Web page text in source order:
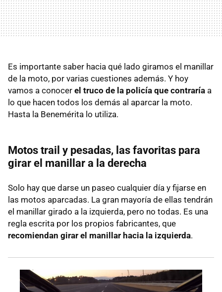
Es importante saber hacia qué lado giramos el manillar
de la moto, por varias cuestiones además. Y hoy
vamos a conocer el truco de la policía que contraría a
lo que hacen todos los demás al aparcar la moto.
Hasta la Benemérita lo utiliza.
Motos trail y pesadas, las favoritas para
girar el manillar a la derecha
Solo hay que darse un paseo cualquier día y fijarse en
las motos aparcadas. La gran mayoría de ellas tendrán
el manillar girado a la izquierda, pero no todas. Es una
regla escrita por los propios fabricantes, que
recomiendan girar el manillar hacia la izquierda.